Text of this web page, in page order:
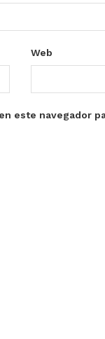
Web
este navegador